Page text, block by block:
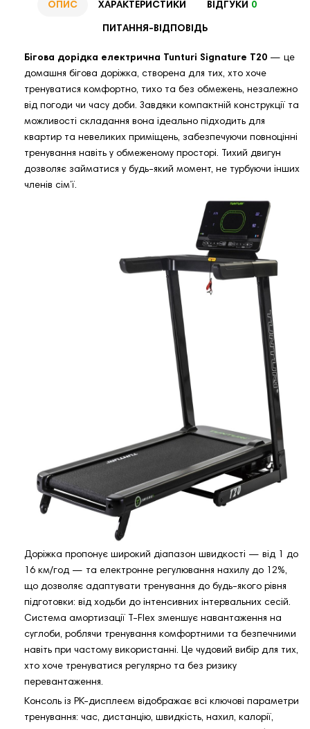
ОПИС ХАРАКТЕРИСТИКИ ВІДГУКИ 0
ПИТАННЯ-ВІДПОВІДЬ
Бігова дорідка електрична Tunturi Signature T20 — це
домашня бігова доріжка, створена для тих, хто хоче
тренуватися комфортно, тихо та без обмежень, незалежно
від погоди чи часу доби. Завдяки компактній конструкції та
можливості складання вона ідеально підходить для
квартир та невеликих приміщень, забезпечуючи повноцінні
тренування навіть у обмеженому просторі. Тихий двигун
дозволяє займатися у будь-який момент, не турбуючи інших
членів сім’ї.
Доріжка пропонує широкий діапазон швидкості — від 1 до
16 км/год — та електронне регулювання нахилу до 12%,
що дозволяє адаптувати тренування до будь-якого рівня
підготовки: від ходьби до інтенсивних інтервальних сесій.
Система амортизації T-Flex зменшує навантаження на
суглоби, роблячи тренування комфортними та безпечними
навіть при частому використанні. Це чудовий вибір для тих,
хто хоче тренуватися регулярно та без ризику
перевантаження.
Консоль із РК-дисплеєм відображає всі ключові параметри
тренування: час, дистанцію, швидкість, нахил, калорії,